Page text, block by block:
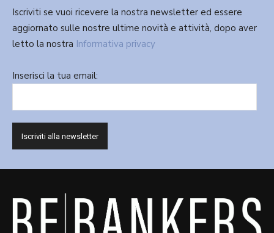
Iscriviti se vuoi ricevere la nostra newsletter ed essere
aggiornato sulle nostre ultime novità e attività, dopo aver
letto la nostra Informativa privacy
Inserisci la tua email: